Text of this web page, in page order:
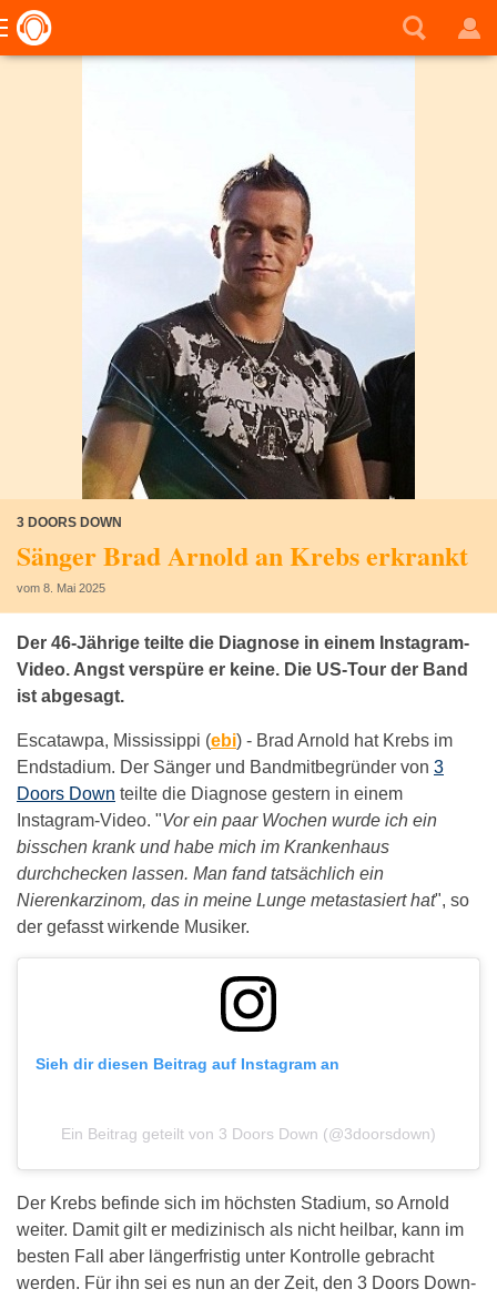
3 DOORS DOWN
Sänger Brad Arnold an Krebs erkrankt
vom 8. Mai 2025
Der 46-Jährige teilte die Diagnose in einem Instagram-
Video. Angst verspüre er keine. Die US-Tour der Band
ist abgesagt.
Escatawpa, Mississippi (ebi) - Brad Arnold hat Krebs im
Endstadium. Der Sänger und Bandmitbegründer von 3
Doors Down teilte die Diagnose gestern in einem
Instagram-Video. "Vor ein paar Wochen wurde ich ein
bisschen krank und habe mich im Krankenhaus
durchchecken lassen. Man fand tatsächlich ein
Nierenkarzinom, das in meine Lunge metastasiert hat", so
der gefasst wirkende Musiker.
Sieh dir diesen Beitrag auf Instagram an
Ein Beitrag geteilt von 3 Doors Down (@3doorsdown)
Der Krebs befinde sich im höchsten Stadium, so Arnold
weiter. Damit gilt er medizinisch als nicht heilbar, kann im
besten Fall aber längerfristig unter Kontrolle gebracht
werden. Für ihn sei es nun an der Zeit, den 3 Doors Down-